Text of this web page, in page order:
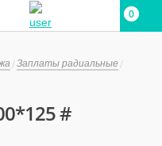
0
0
Заплаты радиальные
#